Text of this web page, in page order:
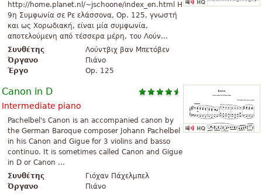
http://home.planet.nl/~jschoone/index_en.html Η
9η Συμφωνία σε Ρε ελάσσονα, Op. 125, γνωστή
και ως Χορωδιακή, είναι μία συμφωνία,
αποτελούμενη από τέσσερα μέρη, του Λούν...
Συνθέτης
Λούντβιχ βαν Μπετόβεν
Όργανο
Πιάνο
Έργο
Op. 125
Canon in D
Intermediate piano
Pachelbel's Canon is an accompanied canon by
the German Baroque composer Johann Pachelbel
in his Canon and Gigue for 3 violins and basso
continuo. It is sometimes called Canon and Gigue
in D or Canon ...
Συνθέτης
Γιόχαν Πάχελμπελ
Όργανο
Πιάνο